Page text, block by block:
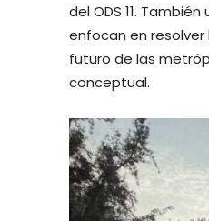
del ODS 11.
enfocan en
futuro de las
conceptual.